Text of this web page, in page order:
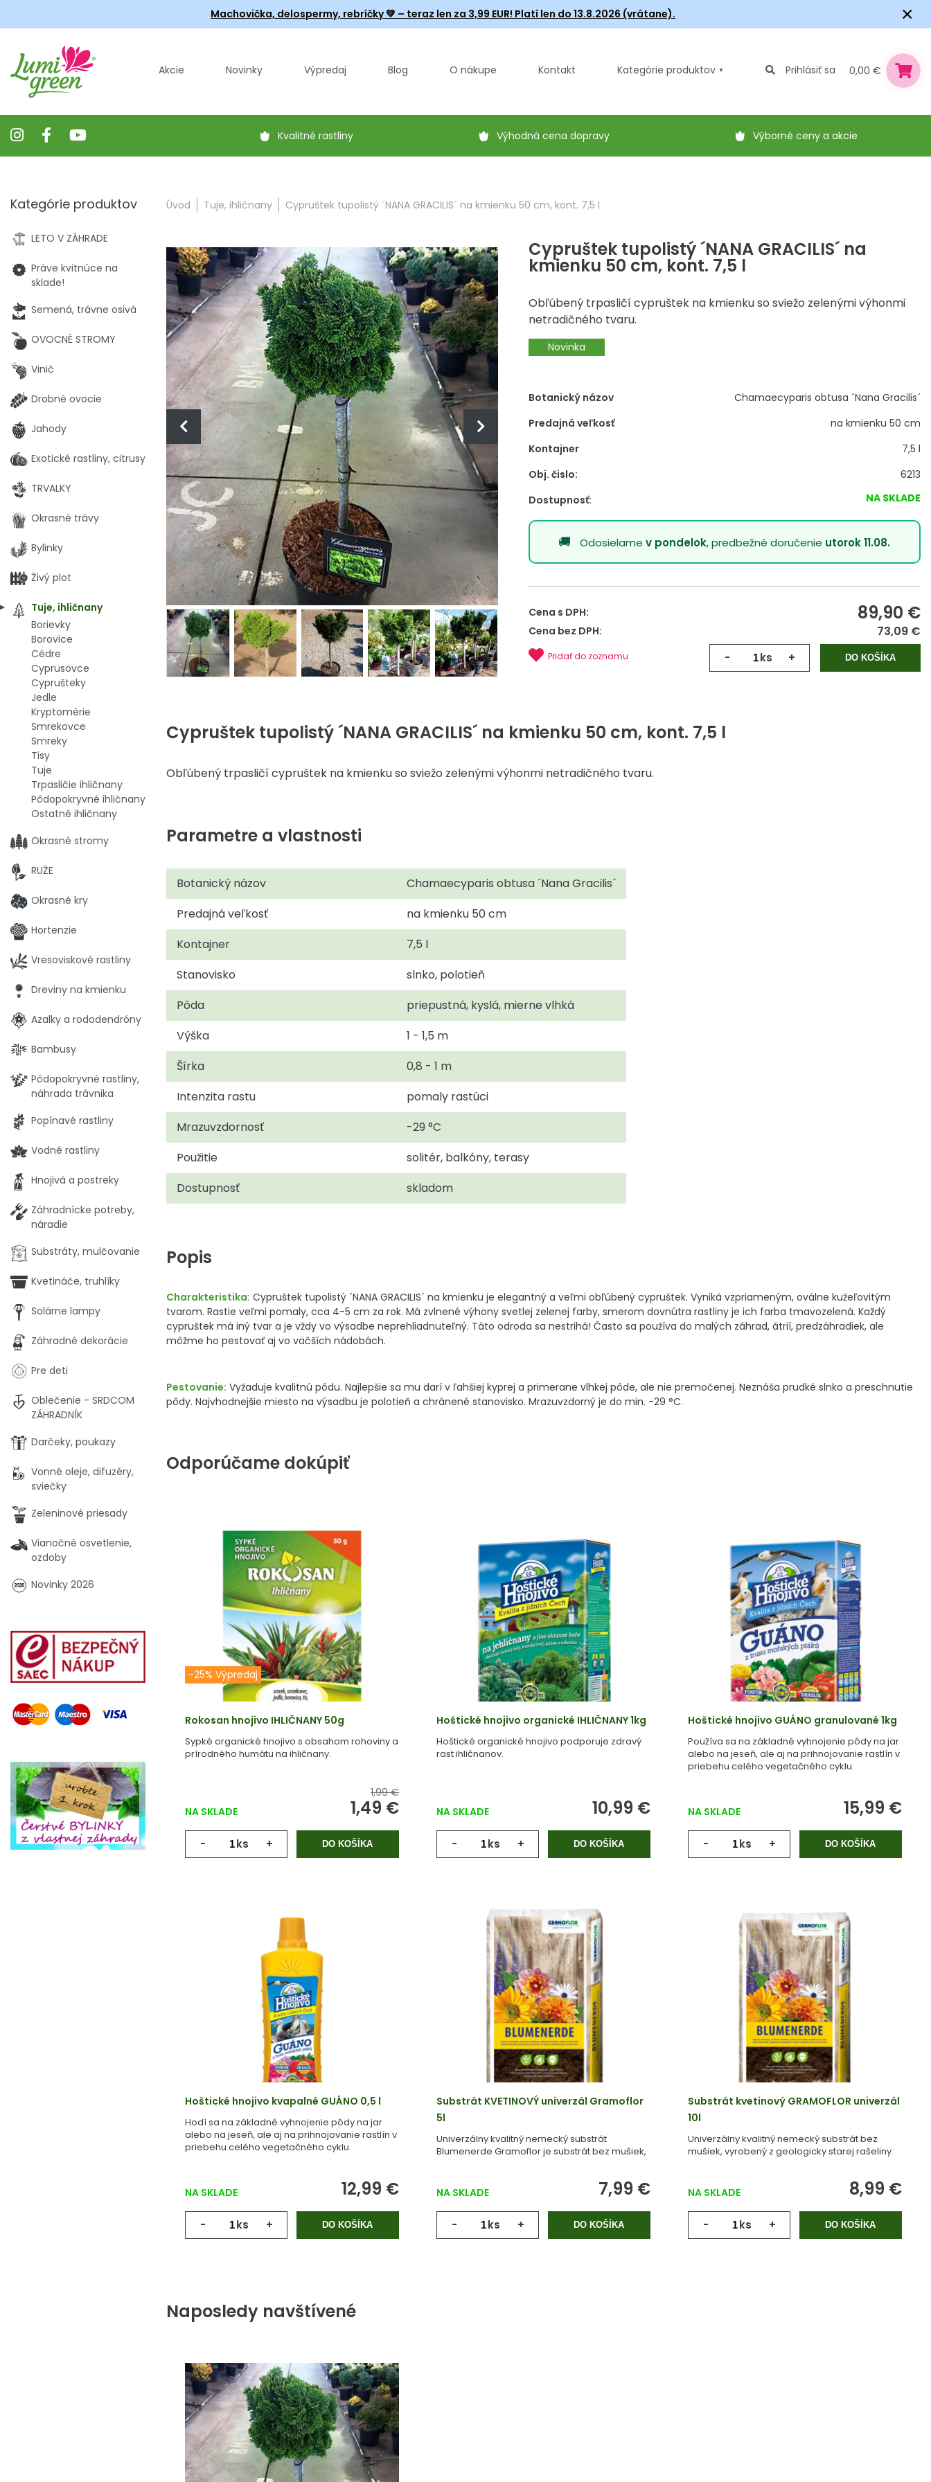
Machovička, delospermy, rebríčky💚 – teraz len za 3,99 EUR! Platí len do 13.8.2026 (vrátane). ×
Akcie Novinky Výpredaj Blog O nákupe Kontakt Kategórie produktov Prihlásiť sa 0,00 €
Kvalitné rastliny Výhodná cena dopravy Výborné ceny a akcie
Úvod Tuje, ihličnany Cypruštek tupolistý ´NANA GRACILIS´ na kmienku 50 cm, kont. 7,5 l
Cypruštek tupolistý ´NANA GRACILIS´ na
kmienku 50 cm, kont. 7,5 l
Obľúbený trpasličí cypruštek na kmienku so sviežo zelenými výhonmi
netradičného tvaru.
Novinka
Botanický názov
Chamaecyparis obtusa ´Nana Gracilis´
Predajná veľkosť
na kmienku 50 cm
Kontajner
7,5 l
Obj. čislo:
6213
Dostupnosť:
NA SKLADE
Odosielamev pondelok, predbežné doručenie utorok 11.08.
Cena s DPH: 89,90 €
Cena bez DPH: 73,09 €
- ks + DO KOŠÍKA
Pridať do zoznamu
Cypruštek tupolistý ´NANA GRACILIS´ na kmienku 50 cm, kont. 7,5 l
Obľúbený trpasličí cypruštek na kmienku so sviežo zelenými výhonmi netradičného tvaru.
Parametre a vlastnosti
Botanický názov
Chamaecyparis obtusa ´Nana Gracilis´
Predajná veľkosť
na kmienku 50 cm
Kontajner
7,5 l
Stanovisko
slnko, polotieň
Pôda
priepustná, kyslá, mierne vlhká
Výška
1 - 1,5 m
Šírka
0,8 - 1 m
Intenzita rastu
pomaly rastúci
Mrazuvzdornosť
-29 °C
Použitie
solitér, balkóny, terasy
Dostupnosť
skladom
Popis
Charakteristika: Cypruštek tupolistý ´NANA GRACILIS´ na kmienku je elegantný a veľmi obľúbený cypruštek. Vyniká vzpriameným, oválne kužeľovitým
tvarom. Rastie veľmi pomaly, cca 4-5 cm za rok. Má zvlnené výhony svetlej zelenej farby, smerom dovnútra rastliny je ich farba tmavozelená. Každý
cypruštek má iný tvar a je vždy vo výsadbe neprehliadnuteľný. Táto odroda sa nestrihá! Často sa používa do malých záhrad, átrií, predzáhradiek, ale
môžme ho pestovať aj vo väčších nádobách.
Pestovanie: Vyžaduje kvalitnú pôdu. Najlepšie sa mu darí v ľahšiej kyprej a primerane vlhkej pôde, ale nie premočenej. Neznáša prudké slnko a preschnutie
pôdy. Najvhodnejšie miesto na výsadbu je polotieň a chránené stanovisko. Mrazuvzdorný je do min. -29 °C.
Odporúčame dokúpiť
-25% Výpredaj
Rokosan hnojivo IHLIČNANY 50g
Sypké organické hnojivo s obsahom rohoviny a
prírodného humátu na ihličnany.
NA SKLADE
1,99 €
1,49 €
- ks + DO KOŠÍKA
Hoštické hnojivo organické IHLIČNANY 1kg
Hoštické organické hnojivo podporuje zdravý
rast ihličnanov.
NA SKLADE 10,99 €
- ks + DO KOŠÍKA
Hoštické hnojivo GUÁNO granulované 1kg
Používa sa na základné vyhnojenie pôdy na jar
alebo na jeseň, ale aj na prihnojovanie rastlín v
priebehu celého vegetačného cyklu.
NA SKLADE 15,99 €
- ks + DO KOŠÍKA
Hoštické hnojivo kvapalné GUÁNO 0,5 l
Hodí sa na základné vyhnojenie pôdy na jar
alebo na jeseň, ale aj na prihnojovanie rastlín v
priebehu celého vegetačného cyklu.
NA SKLADE 12,99 €
- ks + DO KOŠÍKA
Substrát KVETINOVÝ univerzál Gramoflor
5l
Univerzálny kvalitný nemecký substrát
Blumenerde Gramoflor je substrát bez mušiek,
NA SKLADE 7,99 €
- ks + DO KOŠÍKA
Substrát kvetinový GRAMOFLOR univerzál
10l
Univerzálny kvalitný nemecký substrát bez
mušiek, vyrobený z geologicky starej rašeliny.
NA SKLADE 8,99 €
- ks + DO KOŠÍKA
Naposledy navštívené
Kategórie produktov
LETO V ZÁHRADE
Práve kvitnúce na
sklade!
Semená, trávne osivá
OVOCNÉ STROMY
Vinič
Drobné ovocie
Jahody
Exotické rastliny, citrusy
TRVALKY
Okrasné trávy
Bylinky
Živý plot
Tuje, ihličnany
Borievky
Borovice
Cédre
Cyprusovce
Cyprušteky
Jedle
Kryptomérie
Smrekovce
Smreky
Tisy
Tuje
Trpasličie ihličnany
Pôdopokryvné ihličnany
Ostatné ihličnany
Okrasné stromy
RUŽE
Okrasné kry
Hortenzie
Vresoviskové rastliny
Dreviny na kmienku
Azalky a rododendróny
Bambusy
Pôdopokryvné rastliny,
náhrada trávnika
Popínavé rastliny
Vodné rastliny
Hnojivá a postreky
Záhradnícke potreby,
náradie
Substráty, mulčovanie
Kvetináče, truhlíky
Solárne lampy
Záhradné dekorácie
Pre deti
Oblečenie - SRDCOM
ZÁHRADNÍK
Darčeky, poukazy
Vonné oleje, difuzéry,
sviečky
Zeleninové priesady
Vianočné osvetlenie,
ozdoby
Novinky 2026